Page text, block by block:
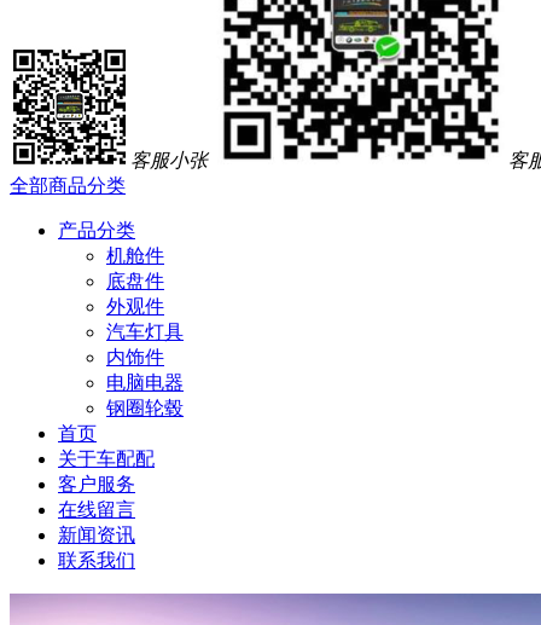
客服小张
客
全部商品分类
产品分类
机舱件
底盘件
外观件
汽车灯具
内饰件
电脑电器
钢圈轮毂
首页
关于车配配
客户服务
在线留言
新闻资讯
联系我们